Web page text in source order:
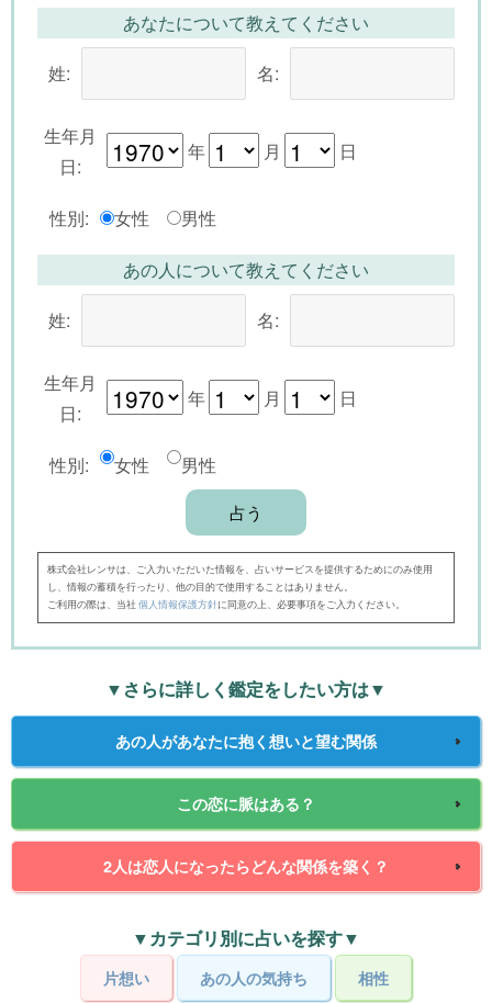
あなたについて教えてください
姓:
名:
生年月
日:
年 月 日
性別: 女性 男性
あの人について教えてください
姓:
名:
生年月
日:
年 月 日
性別: 女性 男性
株式会社レンサは、ご入力いただいた情報を、占いサービスを提供するためにのみ使用
し、情報の蓄積を行ったり、他の目的で使用することはありません。
ご利用の際は、当社 個人情報保護方針に同意の上、必要事項をご入力ください。
▼さらに詳しく鑑定をしたい方は▼
あの人があなたに抱く想いと望む関係
この恋に脈はある？
2人は恋人になったらどんな関係を築く？
▼カテゴリ別に占いを探す▼
片想い あの人の気持ち 相性